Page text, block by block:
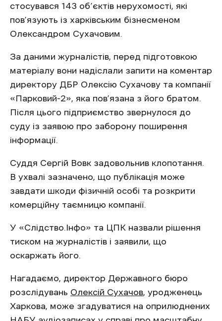
стосувався 143 об’єктів нерухомості, які
пов’язують із харківським бізнесменом
Олександром Сухачовим.
За даними журналістів, перед підготовкою
матеріалу вони надіслали запити на коментар
директору ДБР Олексію Сухачову та компанії
«Парковий-2», яка пов’язана з його братом.
Після цього підприємство звернулося до
суду із заявою про заборону поширення
інформації.
Суддя Сергій Вовк задовольнив клопотання.
В ухвалі зазначено, що публікація може
завдати шкоди фізичній особі та розкрити
комерційну таємницю компанії.
У «Слідство.Інфо» та ЦПК назвали рішення
тиском на журналістів і заявили, що
оскаржать його.
Нагадаємо, директор Державного бюро
розслідувань Олексій Сухачов, уродженець
Харкова, може згадуватися на оприлюднених